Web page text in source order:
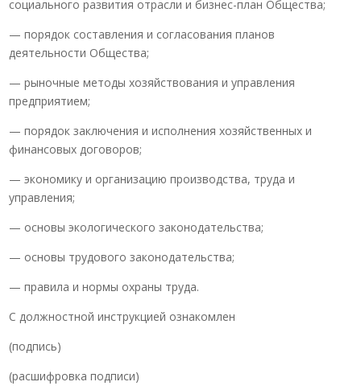
социального развития отрасли и бизнес-план Общества;
— порядок составления и согласования планов
деятельности Общества;
— рыночные методы хозяйствования и управления
предприятием;
— порядок заключения и исполнения хозяйственных и
финансовых договоров;
— экономику и организацию производства, труда и
управления;
— основы экологического законодательства;
— основы трудового законодательства;
— правила и нормы охраны труда.
С должностной инструкцией ознакомлен
(подпись)
(расшифровка подписи)